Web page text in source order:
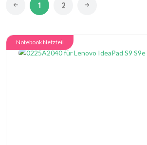
1 2
Notebook Netzteil